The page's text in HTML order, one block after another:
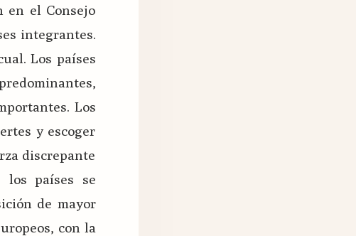
en el Consejo
integrantes.
Los países
Los
y escoger
discrepante
los países se
de mayor
con la